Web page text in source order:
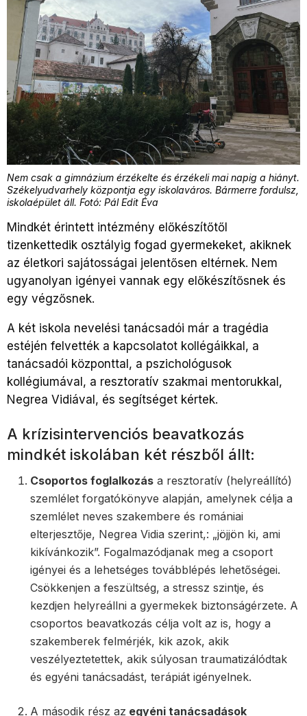
Nem csak a gimnázium érzékelte és érzékeli mai napig a hiányt.
Székelyudvarhely központja egy iskolaváros. Bármerre fordulsz,
iskolaépület áll. Fotó: Pál Edit Éva
Mindkét érintett intézmény előkészítőtől
tizenkettedik osztályig fogad gyermekeket, akiknek
az életkori sajátosságai jelentősen eltérnek. Nem
ugyanolyan igényei vannak egy előkészítősnek és
egy végzősnek.
A két iskola nevelési tanácsadói már a tragédia
estéjén felvették a kapcsolatot kollégáikkal, a
tanácsadói központtal, a pszichológusok
kollégiumával, a resztoratív szakmai mentorukkal,
Negrea Vidiával, és segítséget kértek.
A krízisintervenciós beavatkozás
mindkét iskolában két részből állt:
Csoportos foglalkozás a resztoratív (helyreállító)
szemlélet forgatókönyve alapján, amelynek célja a
szemlélet neves szakembere és romániai
elterjesztője, Negrea Vidia szerint,: „jöjjön ki, ami
kikívánkozik”. Fogalmazódjanak meg a csoport
igényei és a lehetséges továbblépés lehetőségei.
Csökkenjen a feszültség, a stressz szintje, és
kezdjen helyreállni a gyermekek biztonságérzete. A
csoportos beavatkozás célja volt az is, hogy a
szakemberek felmérjék, kik azok, akik
veszélyeztetettek, akik súlyosan traumatizálódtak
és egyéni tanácsadást, terápiát igényelnek.
A második rész az egyéni tanácsadások